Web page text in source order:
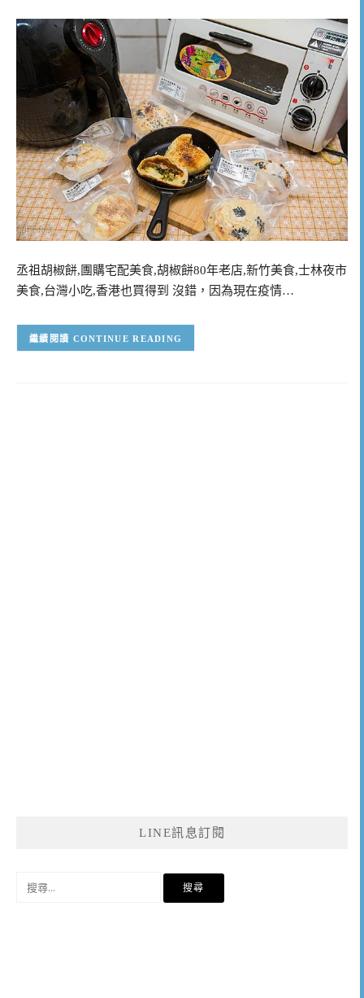
丞祖胡椒餅,團購宅配美食,胡椒餅80年老店,新竹美食,士林夜市
美食,台灣小吃,香港也買得到 沒錯，因為現在疫情…
CONTINUE READING
LINE訊息訂閱